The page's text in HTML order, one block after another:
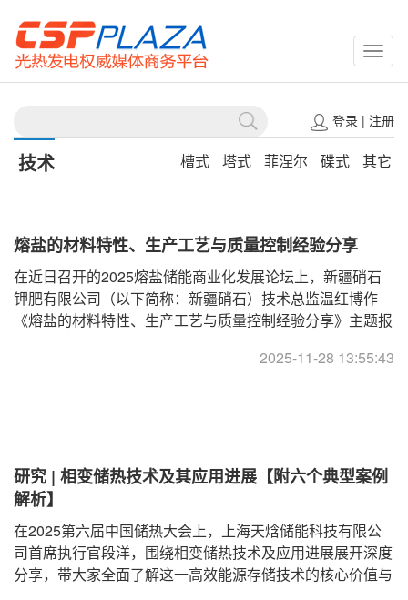
登录| 注册
技术 槽式 塔式 菲涅尔 碟式 其它
熔盐的材料特性、生产工艺与质量控制经验分享
在近日召开的2025熔盐储能商业化发展论坛上，新疆硝石
钾肥有限公司（以下简称：新疆硝石）技术总监温红博作
《熔盐的材料特性、生产工艺与质量控制经验分享》主题报
2025-11-28 13:55:43
研究 | 相变储热技术及其应用进展【附六个典型案例
解析】
在2025第六届中国储热大会上，上海天焓储能科技有限公
司首席执行官段洋，围绕相变储热技术及应用进展展开深度
分享，带大家全面了解这一高效能源存储技术的核心价值与